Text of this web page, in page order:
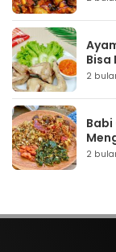
Bisa
2
Babi
2